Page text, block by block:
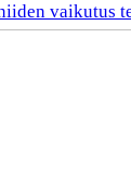
vaikutus